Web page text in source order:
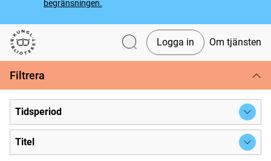
begränsningen.
Svenska tidningar
Logga in Om tjänsten
Filtrera
Tidsperiod
Titel